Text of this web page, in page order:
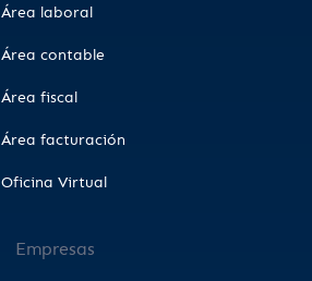
Área laboral
Área contable
Área fiscal
Área facturación
Oficina Virtual
Empresas